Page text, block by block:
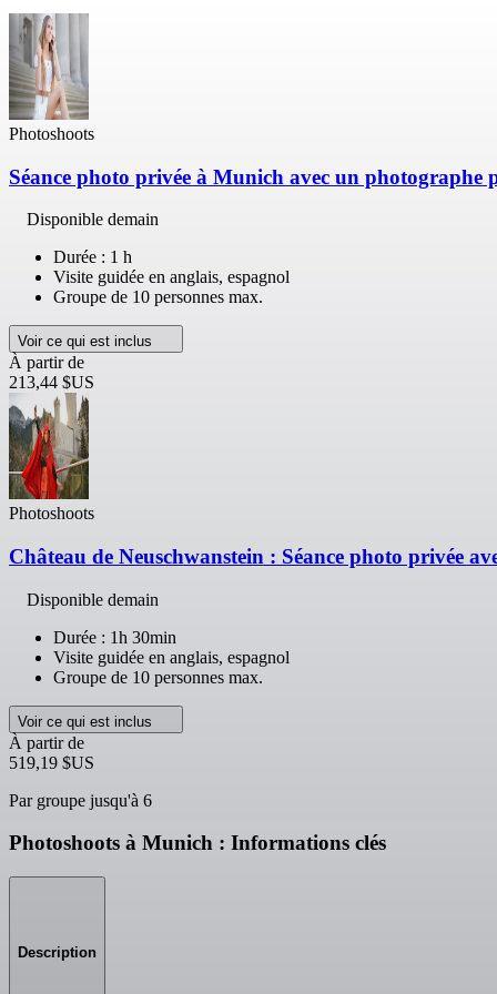
Photoshoots
Séance photo privée à Munich avec un photographe
Disponible demain
Durée : 1 h
Visite guidée en anglais, espagnol
Groupe de 10 personnes max.
Voir ce qui est inclus
À partir de
213,44 $US
Photoshoots
Château de Neuschwanstein : Séance photo privée
Disponible demain
Durée : 1h 30min
Visite guidée en anglais, espagnol
Groupe de 10 personnes max.
Voir ce qui est inclus
À partir de
519,19 $US
Par groupe jusqu'à 6
Photoshoots à Munich : Informations clés
Description